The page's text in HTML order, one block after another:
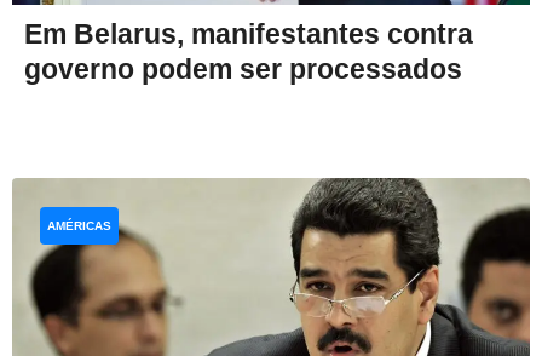
Em Belarus, manifestantes contra
governo podem ser processados
AMÉRICAS